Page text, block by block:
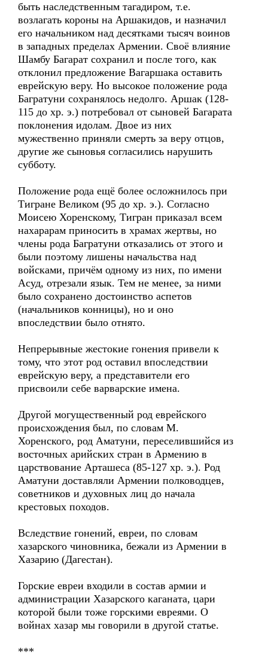
быть наследственным тагадиром, т.е.
возлагать короны на Аршакидов, и назначил
его начальником над десятками тысяч воинов
в западных пределах Армении. Своё влияние
Шамбу Багарат сохранил и после того, как
отклонил предложение Вагаршака оставить
еврейскую веру. Но высокое положение рода
Багратуни сохранялось недолго. Аршак (128-
115 до хр. э.) потребовал от сыновей Багарата
поклонения идолам. Двое из них
мужественно приняли смерть за веру отцов,
другие же сыновья согласились нарушить
субботу.
Положение рода ещё более осложнилось при
Тигране Великом (95 до хр. э.). Согласно
Моисею Хоренскому, Тигран приказал всем
нахарарам приносить в храмах жертвы, но
члены рода Багратуни отказались от этого и
были поэтому лишены начальства над
войсками, причём одному из них, по имени
Асуд, отрезали язык. Тем не менее, за ними
было сохранено достоинство аспетов
(начальников конницы), но и оно
впоследствии было отнято.
Непрерывные жестокие гонения привели к
тому, что этот род оставил впоследствии
еврейскую веру, а представители его
присвоили себе варварские имена.
Другой могущественный род еврейского
происхождения был, по словам М.
Хоренского, род Аматуни, переселившийся из
восточных арийских стран в Армению в
царствование Арташеса (85-127 хр. э.). Род
Аматуни доставляли Армении полководцев,
советников и духовных лиц до начала
крестовых походов.
Вследствие гонений, евреи, по словам
хазарского чиновника, бежали из Армении в
Хазарию (Дагестан).
Горские евреи входили в состав армии и
администрации Хазарского каганата, цари
которой были тоже горскими евреями. О
войнах хазар мы говорили в другой статье.
***